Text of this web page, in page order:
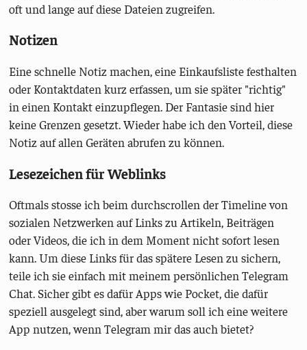
oft und lange auf diese Dateien zugreifen.
Notizen
Eine schnelle Notiz machen, eine Einkaufsliste festhalten
oder Kontaktdaten kurz erfassen, um sie später "richtig"
in einen Kontakt einzupflegen. Der Fantasie sind hier
keine Grenzen gesetzt. Wieder habe ich den Vorteil, diese
Notiz auf allen Geräten abrufen zu können.
Lesezeichen für Weblinks
Oftmals stosse ich beim durchscrollen der Timeline von
sozialen Netzwerken auf Links zu Artikeln, Beiträgen
oder Videos, die ich in dem Moment nicht sofort lesen
kann. Um diese Links für das spätere Lesen zu sichern,
teile ich sie einfach mit meinem persönlichen Telegram
Chat. Sicher gibt es dafür Apps wie Pocket, die dafür
speziell ausgelegt sind, aber warum soll ich eine weitere
App nutzen, wenn Telegram mir das auch bietet?